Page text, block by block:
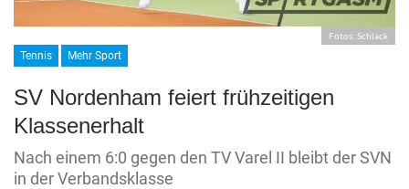
Fotos: Schlack
Tennis Mehr Sport
SV Nordenham feiert frühzeitigen
Klassenerhalt
Nach einem 6:0 gegen den TV Varel II bleibt der SVN
in der Verbandsklasse